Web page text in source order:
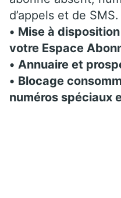
d’appels et de SMS.
• Mise à
votre Espace
• Annuaire et
• Blocage
numéros spéciaux